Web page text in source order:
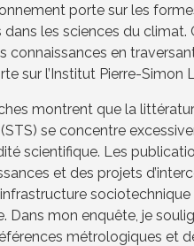
porte sur les
dans les sciences du
connaissances en
sur l’Institut Pierre-Simon
montrent que la
se concentre
scientifique. Les
et des projets
Dans mon enquête, je
métrologiques et